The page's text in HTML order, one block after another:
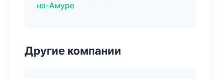
на-Амуре
Другие компании